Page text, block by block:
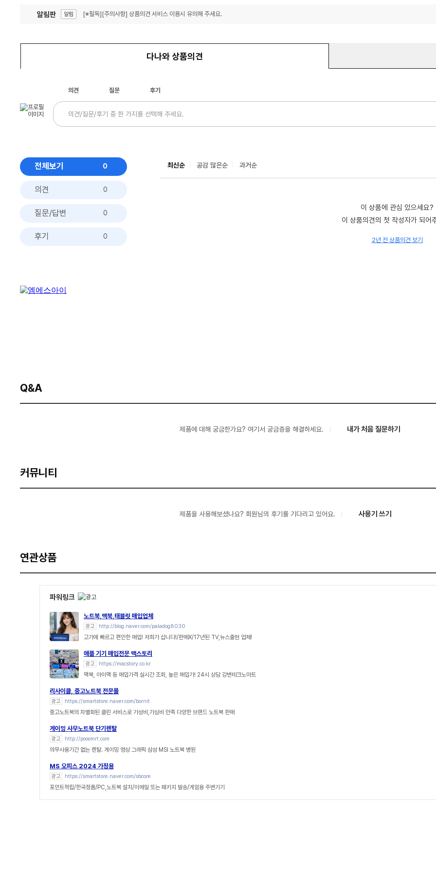
알림판 알림 [※필독][주의사항] 상품의견 서비스 이용시 유의해 주세요.
다나와 상품의견
의견 질문 후기
전체보기 0
의견 0
질문/답변 0
후기 0
최신순 공감 많은순 과거순
이 상품에 관심 있으세요?
이 상품의견의 첫 작성자가 되어
2년 전 상품의견 보기
Q&A
제품에 대해 궁금한가요? 여기서 궁금증을 해결하세요. 내가 처음 질문하기
커뮤니티
제품을 사용해보셨나요? 회원님의 후기를 기다리고 있어요. 사용기 쓰기
연관상품
파워링크
노트북,맥북,태블릿 매입업체
광고 http://blog.naver.com/paladog8030
고가에 빠르고 편안한 매입! 저희가 삽니다!/판매X/17년된 TV,뉴스출현 업체!
애플 기기 매입전문 맥스토리
광고 https://macstory.co.kr
맥북, 아이맥 등 매입가격 실시간 조회, 높은 매입가! 24시 상담 강변테크노마트
리사이클, 중고노트북 전문몰
광고 https://smartstore.naver.com/bornit
중고노트북의 차별화된 클린 서비스로 가성비,가심비 만족 다양한 브랜드 노트북 판매
게이밍 사무노트북 단기렌탈
광고 http://pooomrt.com
의무사용기간 없는 렌탈. 게이밍 영상 그래픽 삼성 MSI 노트북 병원
MS 오피스 2024 가정용
광고 https://smartstore.naver.com/sbcore
포인트적립/한국정품/PC,노트북 설치/이메일 또는 패키지 발송/게임용 주변기기